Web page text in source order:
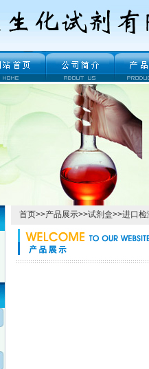
首页>>产品展示>>试剂盒>>进口检